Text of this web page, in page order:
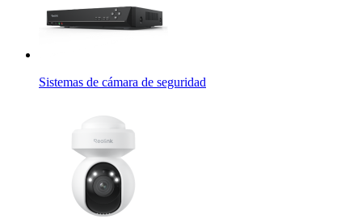
Sistemas de cámara de seguridad